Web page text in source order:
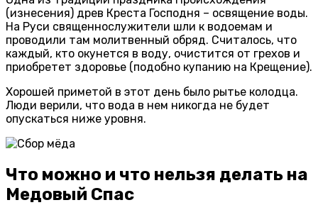
(изнесения) древ Креста Господня – освящение воды.
На Руси священнослужители шли к водоемам и
проводили там молитвенный обряд. Считалось, что
каждый, кто окунется в воду, очистится от грехов и
приобретет здоровье (подобно купанию на Крещение).
Хорошей приметой в этот день было рытье колодца.
Люди верили, что вода в нем никогда не будет
опускаться ниже уровня.
Что можно и что нельзя делать на
Медовый Спас